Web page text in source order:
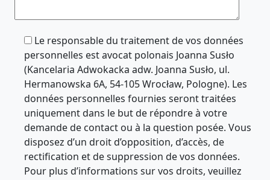
Le responsable du traitement de vos données
personnelles est avocat polonais Joanna Susło
(Kancelaria Adwokacka adw. Joanna Susło, ul.
Hermanowska 6A, 54-105 Wrocław, Pologne). Les
données personnelles fournies seront traitées
uniquement dans le but de répondre à votre
demande de contact ou à la question posée. Vous
disposez d’un droit d’opposition, d’accès, de
rectification et de suppression de vos données.
Pour plus d’informations sur vos droits, veuillez